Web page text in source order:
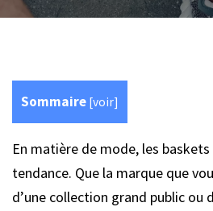
Sommaire [voir]
En matière de mode, les
tendance. Que la marque que
d’une collection grand public ou